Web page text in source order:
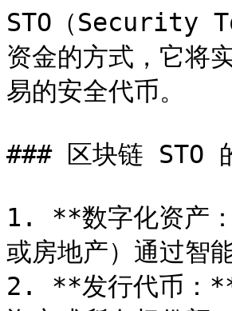
STO（Security
资金的方式，它将
易的安全代币。
### 区块链 STO
1. **数字化资产
或房地产）通过智
2. **发行代币：